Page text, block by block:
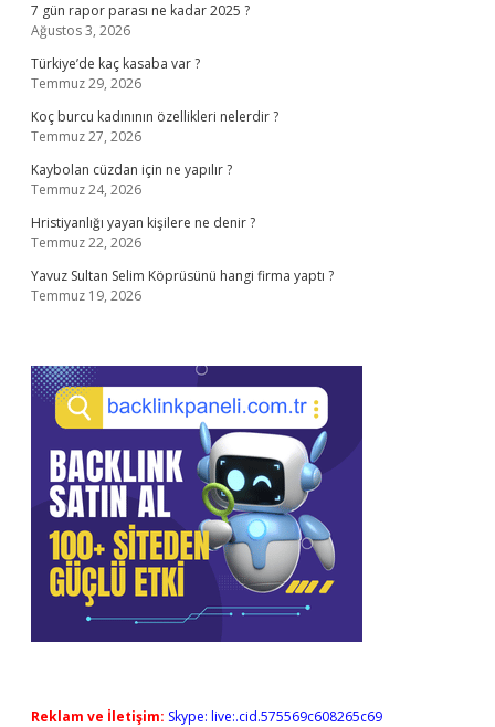
7 gün rapor parası ne kadar 2025 ?
Ağustos 3, 2026
Türkiye’de kaç kasaba var ?
Temmuz 29, 2026
Koç burcu kadınının özellikleri nelerdir ?
Temmuz 27, 2026
Kaybolan cüzdan için ne yapılır ?
Temmuz 24, 2026
Hristiyanlığı yayan kişilere ne denir ?
Temmuz 22, 2026
Yavuz Sultan Selim Köprüsünü hangi firma yaptı ?
Temmuz 19, 2026
Reklam ve İletişim: Skype: live:.cid.575569c608265c69